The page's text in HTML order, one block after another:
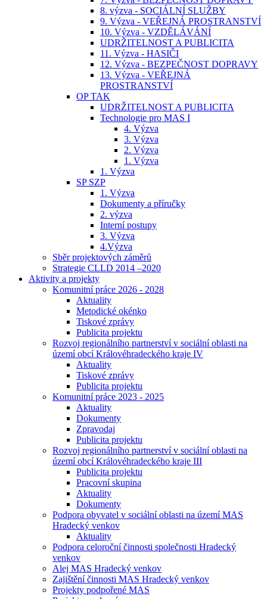
8. výzva - SOCIÁLNÍ SLUŽBY
9. Výzva - VEŘEJNÁ PROSTRANSTVÍ
10. Výzva - VZDĚLÁVÁNÍ
UDRŽITELNOST A PUBLICITA
11. Výzva - HASIČI
12. Výzva - BEZPEČNOST DOPRAVY
13. Výzva - VEŘEJNÁ
PROSTRANSTVÍ
OP TAK
UDRŽITELNOST A PUBLICITA
Technologie pro MAS I
4. Výzva
3. Výzva
2. Výzva
1. Výzva
1. Výzva
SP SZP
1. Výzva
Dokumenty a příručky
2. výzva
Interní postupy
3. Výzva
4.Výzva
Sběr projektových záměrů
Strategie CLLD 2014 –2020
Aktivity a projekty
Komunitní práce 2026 - 2028
Aktuality
Metodické okénko
Tiskové zprávy
Publicita projektu
Rozvoj regionálního partnerství v sociální oblasti na
území obcí Královéhradeckého kraje IV
Aktuality
Tiskové zprávy
Publicita projektu
Komunitní práce 2023 - 2025
Aktuality
Dokumenty
Zpravodaj
Publicita projektu
Rozvoj regionálního partnerství v sociální oblasti na
území obcí Královéhradeckého kraje III
Publicita projektu
Pracovní skupina
Aktuality
Dokumenty
Podpora obyvatel v sociální oblasti na území MAS
Hradecký venkov
Aktuality
Podpora celoroční činnosti společnosti Hradecký
venkov
Alej MAS Hradecký venkov
Zajištění činnosti MAS Hradecký venkov
Projekty podpořené MAS